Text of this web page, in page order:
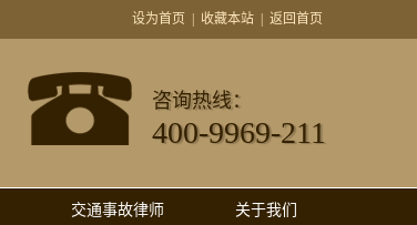
设为首页 收藏本站 返回首页
咨询热线：
400-9969-211
交通事故律师 关于我们